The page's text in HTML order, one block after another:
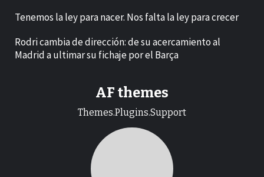
Tenemos la ley para nacer. Nos falta la ley para crecer
Rodri cambia de dirección: de su acercamiento al
Madrid a ultimar su fichaje por el Barça
AF themes
Themes.Plugins.Support